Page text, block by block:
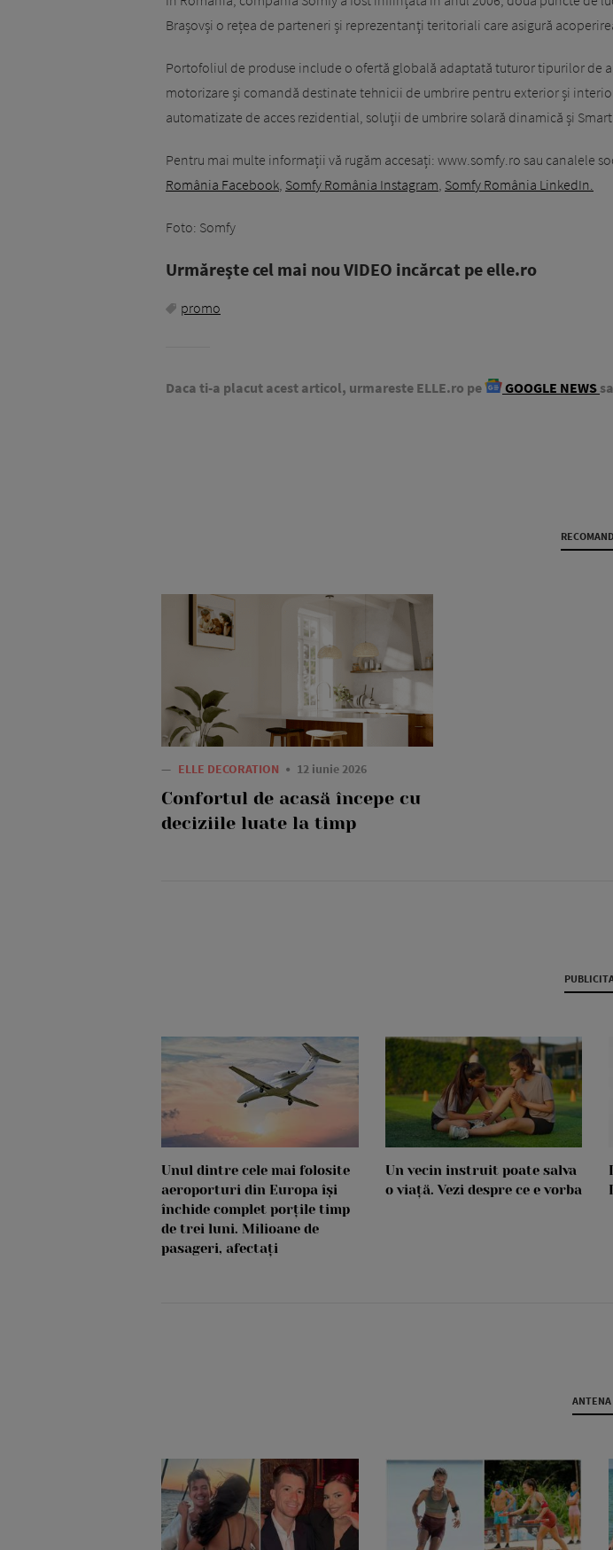
Brașovși o rețea de parteneri și reprezentanţi teritoriali care asigură
Portofoliul de produse include o ofertă globală adaptată tuturor tipurilor de
motorizare și comandă destinate tehnicii de umbrire pentru exterior și
automatizate de acces rezidential, soluţii de umbrire solară dinamică și Smart
Pentru mai multe informații vă rugăm accesați: www.somfy.ro sau canalele
România Facebook Somfy România Instagram Somfy România LinkedIn.
Foto: Somfy
Urmăreşte cel mai nou VIDEO incărcat pe elle.ro
promo
Daca ti-a placut acest articol, urmareste ELLE.ro pe GOOGLE NEWS
— ELLE DECORATION 12 iunie 2026
Confortul de acasă începe cu
deciziile luate la timp
Unul dintre cele mai folosite
aeroporturi din Europa își
închide complet porțile timp
de trei luni. Milioane de
pasageri, afectați
Un vecin instruit poate salva
o viață. Vezi despre ce e vorba
ANTENA